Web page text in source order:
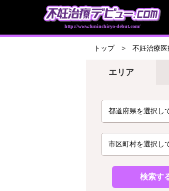
http://www.funinchiryo-debut.com/
トップ 不妊治療
エリア
検索す